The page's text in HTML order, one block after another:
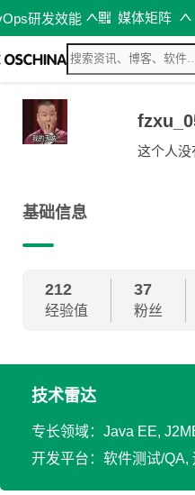
研发效能 媒体矩阵
这个人没
基础信息
212
经验值
37
粉丝
技术雷达
专长领域：Java EE,
开发平台：软件测试/QA,